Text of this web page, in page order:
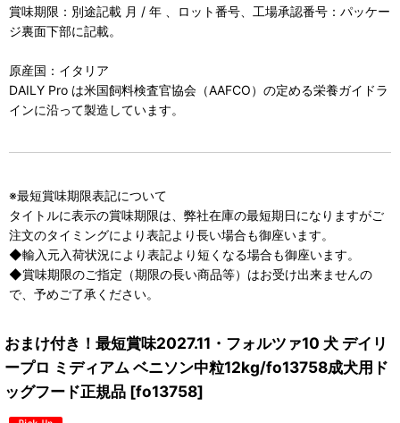
賞味期限：別途記載 月 / 年 、ロット番号、工場承認番号：パッケー
ジ裏面下部に記載。
原産国：イタリア
DAILY Pro は米国飼料検査官協会（AAFCO）の定める栄養ガイドラ
インに沿って製造しています。
※最短賞味期限表記について
タイトルに表示の賞味期限は、弊社在庫の最短期日になりますがご
注文のタイミングにより表記より長い場合も御座います。
◆輸入元入荷状況により表記より短くなる場合も御座います。
◆賞味期限のご指定（期限の長い商品等）はお受け出来ませんの
で、予めご了承ください。
おまけ付き！最短賞味2027.11・フォルツァ10 犬 デイリ
ープロ ミディアム ベニソン中粒12kg/fo13758成犬用ド
ッグフード正規品 [fo13758]